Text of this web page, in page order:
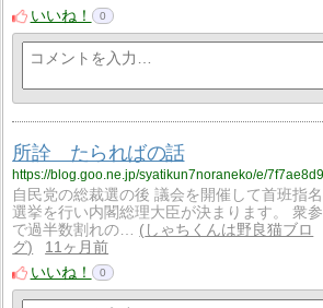
いいね！
0
所詮 たらればの話
自民党の総裁選の後 議会を開催して首班指名
選挙を行い内閣総理大臣が決まります。 衆参
で過半数割れの…
しゃちくんは野良猫ブロ
グ
11ヶ月前
いいね！
0